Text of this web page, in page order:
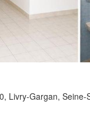
Livry-Gargan, Seine-